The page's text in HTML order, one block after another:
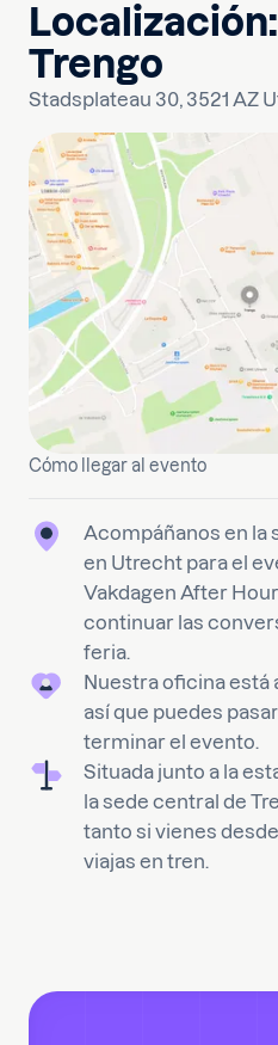
Trengo
Stadsplateau 30, 3521 AZ
Cómo llegar al evento
Acompáñanos en la
en Utrecht para el
Vakdagen After
continuar las
feria.
Nuestra oficina está
así que puedes
terminar el evento.
Situada junto a la
la sede central de
tanto si vienes
viajas en tren.